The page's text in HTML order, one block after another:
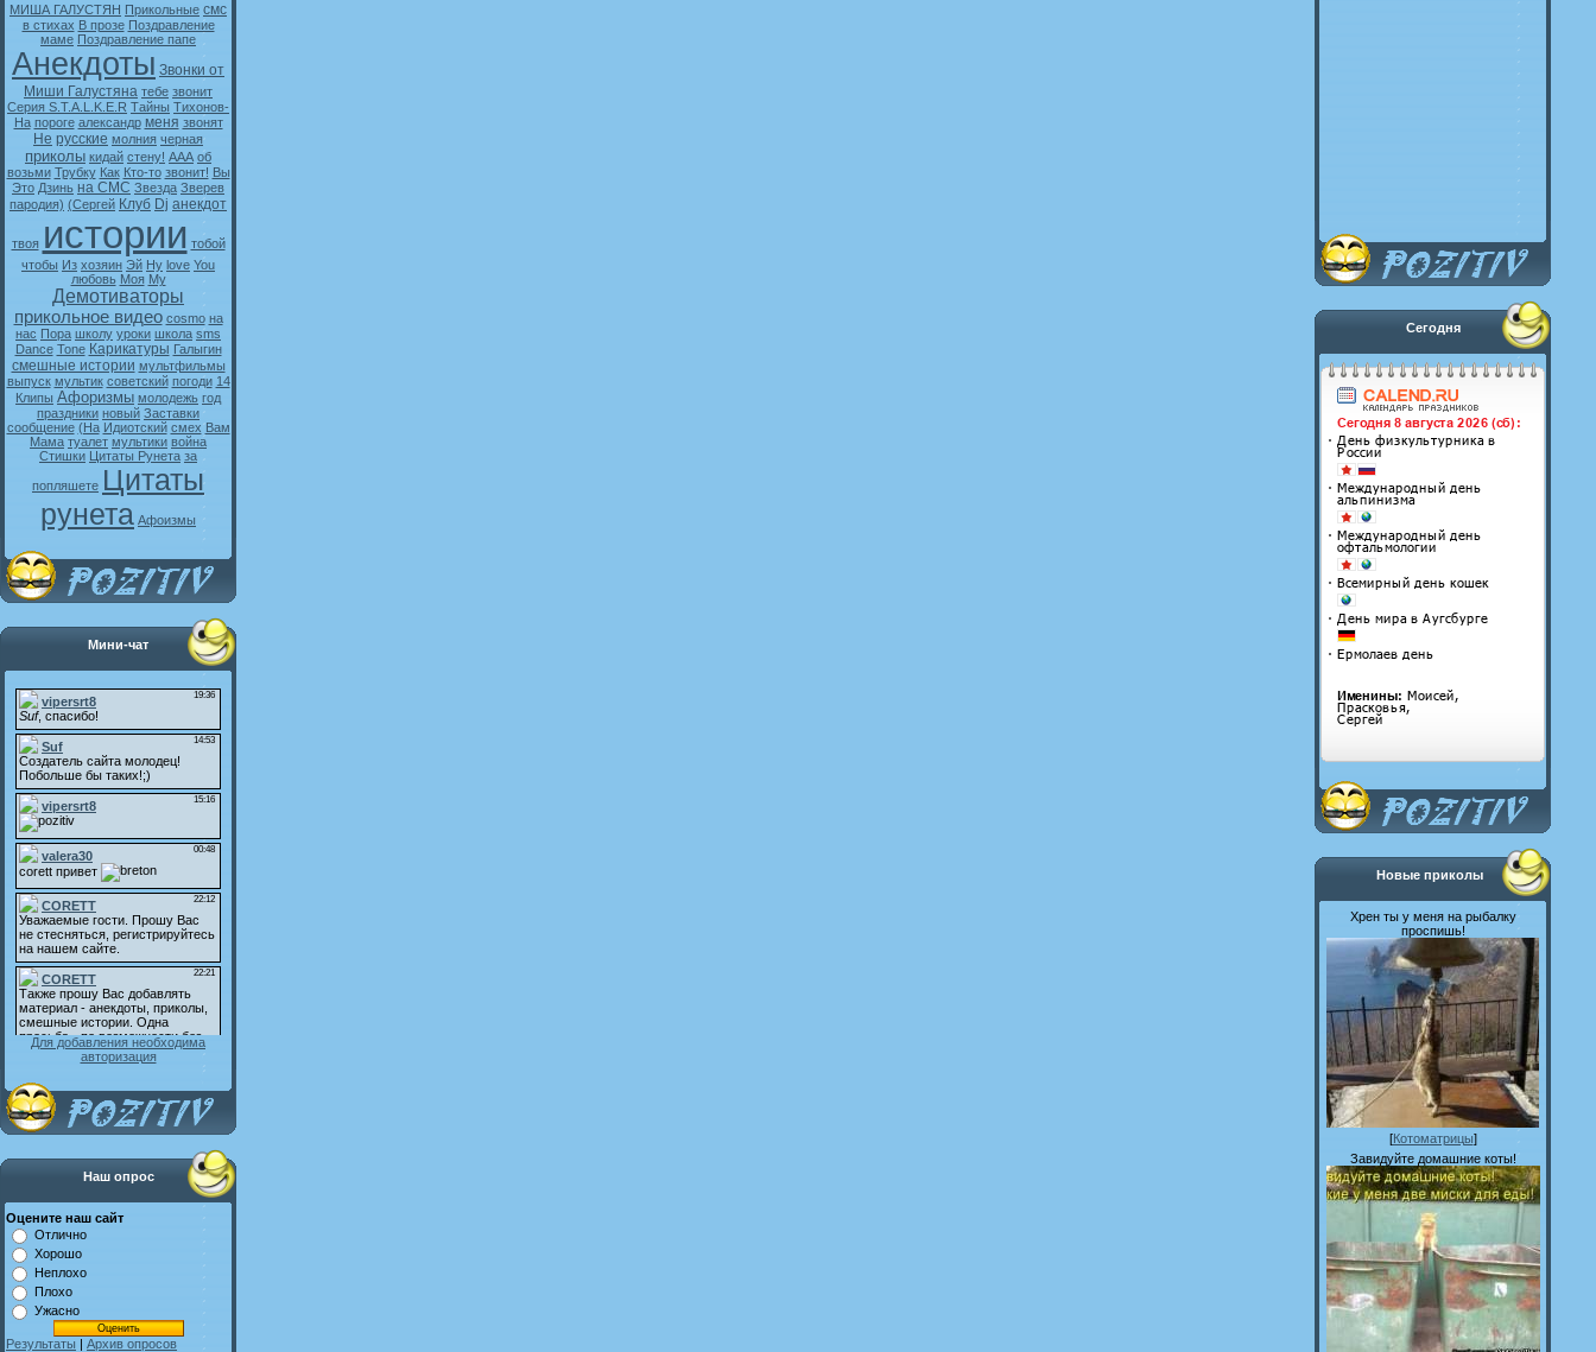
МИША ГАЛУСТЯН Прикольные смс
в стихах В прозе Поздравление
маме Поздравление папе
Анекдоты Звонки от
Миши Галустяна тебе звонит
Серия S.T.A.L.K.E.R Тайны Тихонов-
На пороге александр меня звонят
Не русские молния черная
приколы кидай стену! ААА об
возьми Трубку Как Кто-то звонит! Вы
Это Дзинь на СМС Звезда Зверев
пародия) (Сергей Клуб Dj анекдот
твоя истории тобой
чтобы Из хозяин Эй Ну love You
любовь Моя My
Демотиваторы
прикольное видео cosmo на
нас Пора школу уроки школа sms
Dance Tone Карикатуры Галыгин
смешные истории мультфильмы
выпуск мультик советский погоди 14
Клипы Афоризмы молодежь год
праздники новый Заставки
сообщение (На Идиотский смех Вам
Мама туалет мультики война
Стишки Цитаты Рунета за
попляшете Цитаты
рунета Афоизмы
Мини-чат
Для добавления необходима
авторизация
Наш опрос
Оцените наш сайт
Отлично
Хорошо
Неплохо
Плохо
Ужасно
Результаты | Архив опросов
Сегодня
Новые приколы
Хрен ты у меня на рыбалку
проспишь!
[Котоматрицы]
Завидуйте домашние коты!